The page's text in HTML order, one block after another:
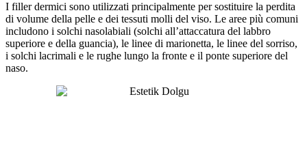
I filler dermici sono utilizzati principalmente per sostituire la perdita
di volume della pelle e dei tessuti molli del viso. Le aree più comuni
includono i solchi nasolabiali (solchi all’attaccatura del labbro
superiore e della guancia), le linee di marionetta, le linee del sorriso,
i solchi lacrimali e le rughe lungo la fronte e il ponte superiore del
naso.